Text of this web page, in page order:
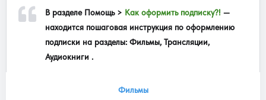
В разделе Помощь > Как оформить подписку?! —
находится пошаговая инструкция по оформлению
подписки на разделы: Фильмы, Трансляции,
Аудиокниги .
Фильмы